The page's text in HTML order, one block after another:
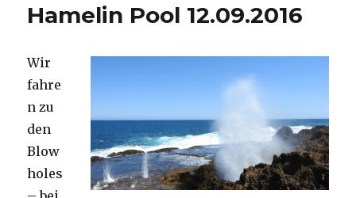
Hamelin Pool 12.09.2016
Wir
fahre
n zu
den
Blow
holes